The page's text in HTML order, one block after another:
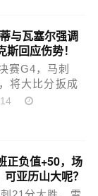
与瓦塞尔强调
回应伤势！
赛G4，马刺
将大比分扳成
后提到了自己
是运用我整个
正负值+50，场
亚历山大呢？